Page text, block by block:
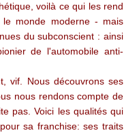
voilà ce qui les rend
monde moderne - mais
du subconscient : ainsi
de l'automobile anti-
vif. Nous découvrons ses
nous rendons compte de
pas. Voici les qualités qui
sa franchise: ses traits